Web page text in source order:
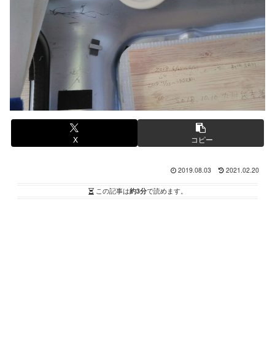
X コピー
2019.08.03 2021.02.20
この記事は約3分で読めます。